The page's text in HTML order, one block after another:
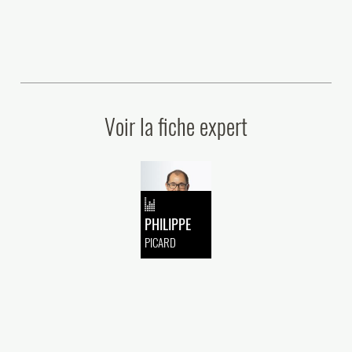
Voir la fiche expert
PHILIPPE
PICARD